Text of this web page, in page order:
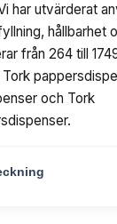
har utvärderat
hållbarhet
från 264 till
och Tork